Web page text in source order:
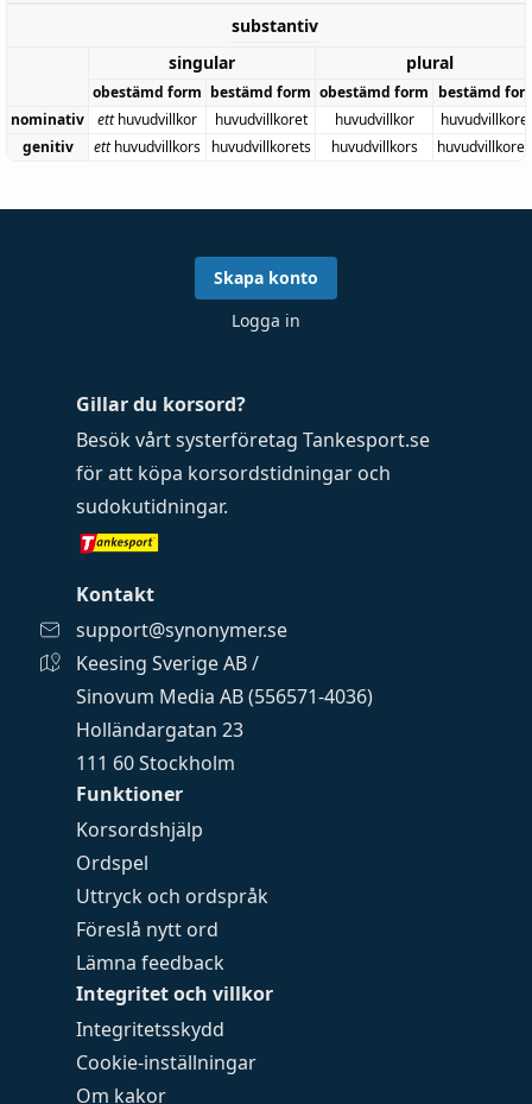
substantiv
singular
plural
obestämd form bestämd form obestämd form bestämd
nominativ
etthuvudvillkor huvudvillkoret huvudvillkor
genitiv
etthuvudvillkors huvudvillkorets huvudvillkors
Funktioner
Korsordshjälp
Ordspel
Uttryck och ordspråk
Föreslå nytt ord
Lämna feedback
Integritet och villkor
Integritetsskydd
Cookie-inställningar
Om kakor
Gillar du korsord?
Besök vårt systerföretag Tankesport.se
för att köpa korsordstidningar och
sudokutidningar.
Kontakt
support@synonymer.se
Keesing Sverige AB /
Sinovum Media AB (556571-4036)
Holländargatan 23
111 60 Stockholm
Skapa konto
Logga in